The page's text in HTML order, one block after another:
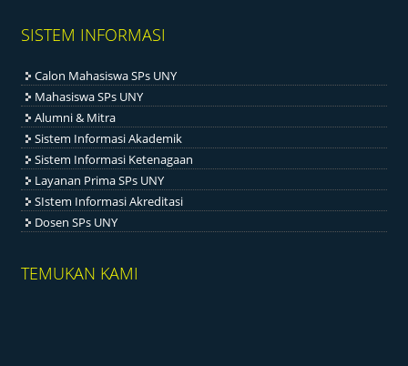
SISTEM INFORMASI
Calon Mahasiswa SPs UNY
Mahasiswa SPs UNY
Alumni & Mitra
Sistem Informasi Akademik
Sistem Informasi Ketenagaan
Layanan Prima SPs UNY
SIstem Informasi Akreditasi
Dosen SPs UNY
TEMUKAN KAMI